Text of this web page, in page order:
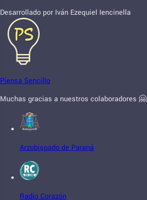
Desarrollado por Iván Ezequiel Iencinella
Piensa Sencillo
Muchas gracias a nuestros colaboradores 🤗
Arzobispado de Paraná
Radio Corazón